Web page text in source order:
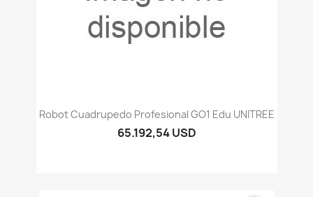
Robot Cuadrupedo Profesional GO1 Edu UNITREE
65.192,54 USD